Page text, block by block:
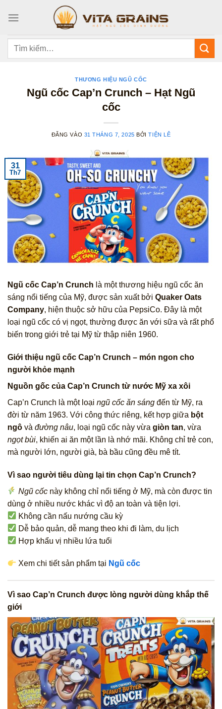
qua
Tìm
THƯƠNG HIỆU NGŨ CỐC
Ngũ cốc Cap’n Crunch – Hạt Ngũ
cốc
ĐĂNG VÀO 31 THÁNG 7, 2025 BỞITIỆN LÊ
31
Th7
Ngũ cốc Cap’n Crunch là một thương hiệu ngũ cốc ăn
sáng nổi tiếng của Mỹ, được sản xuất bởi Quaker Oats
Company, hiện thuộc sở hữu của PepsiCo. Đây là một
loại ngũ cốc có vị ngọt, thường được ăn với sữa và rất phổ
biến trong giới trẻ tại Mỹ từ thập niên 1960.
Giới thiệu ngũ cốc Cap’n Crunch – món ngon cho
người khỏe mạnh
Nguồn gốc của Cap’n Crunch từ nước Mỹ xa xôi
Cap’n Crunch là một loại ngũ cốc ăn sáng đến từ Mỹ, ra
đời từ năm 1963. Với công thức riêng, kết hợp giữa bột
ngô và đường nâu, loại ngũ cốc này vừa giòn tan, vừa
ngọt bùi, khiến ai ăn một lần là nhớ mãi. Không chỉ trẻ con,
mà người lớn, người già, bà bầu cũng đều mê tít.
Vì sao người tiêu dùng lại tin chọn Cap’n Crunch?
Ngũ cốc này không chỉ nổi tiếng ở Mỹ, mà còn được tin
dùng ở nhiều nước khác vì độ an toàn và tiện lợi.
Không cần nấu nướng cầu kỳ
Dễ bảo quản, dễ mang theo khi đi làm, du lịch
Hợp khẩu vị nhiều lứa tuổi
Xem chi tiết sản phẩm tại Ngũ cốc
Vì sao Cap’n Crunch được lòng người dùng khắp thế
giới